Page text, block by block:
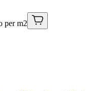
per m2